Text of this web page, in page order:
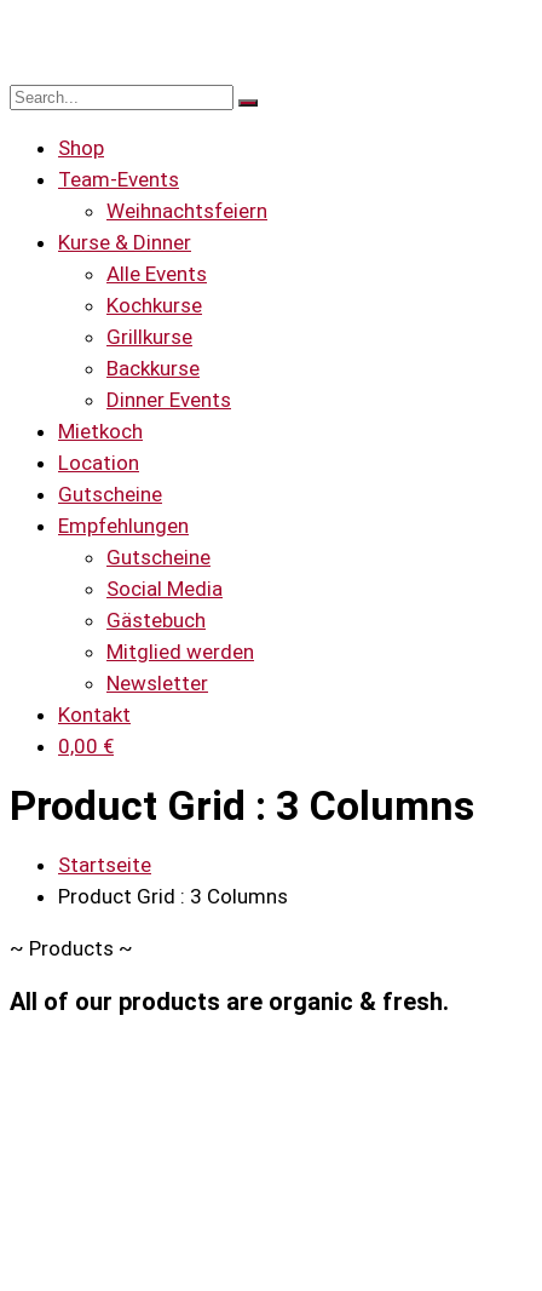
Shop
Team-Events
Weihnachtsfeiern
Kurse & Dinner
Alle Events
Kochkurse
Grillkurse
Backkurse
Dinner Events
Mietkoch
Location
Gutscheine
Empfehlungen
Gutscheine
Social Media
Gästebuch
Mitglied werden
Newsletter
Kontakt
0,00 €
Product Grid : 3 Columns
Startseite
Product Grid : 3 Columns
~ Products ~
All of our products are organic & fresh.